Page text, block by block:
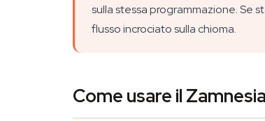
sulla stessa programmazione. Se
flusso incrociato sulla chioma.
Come usare il